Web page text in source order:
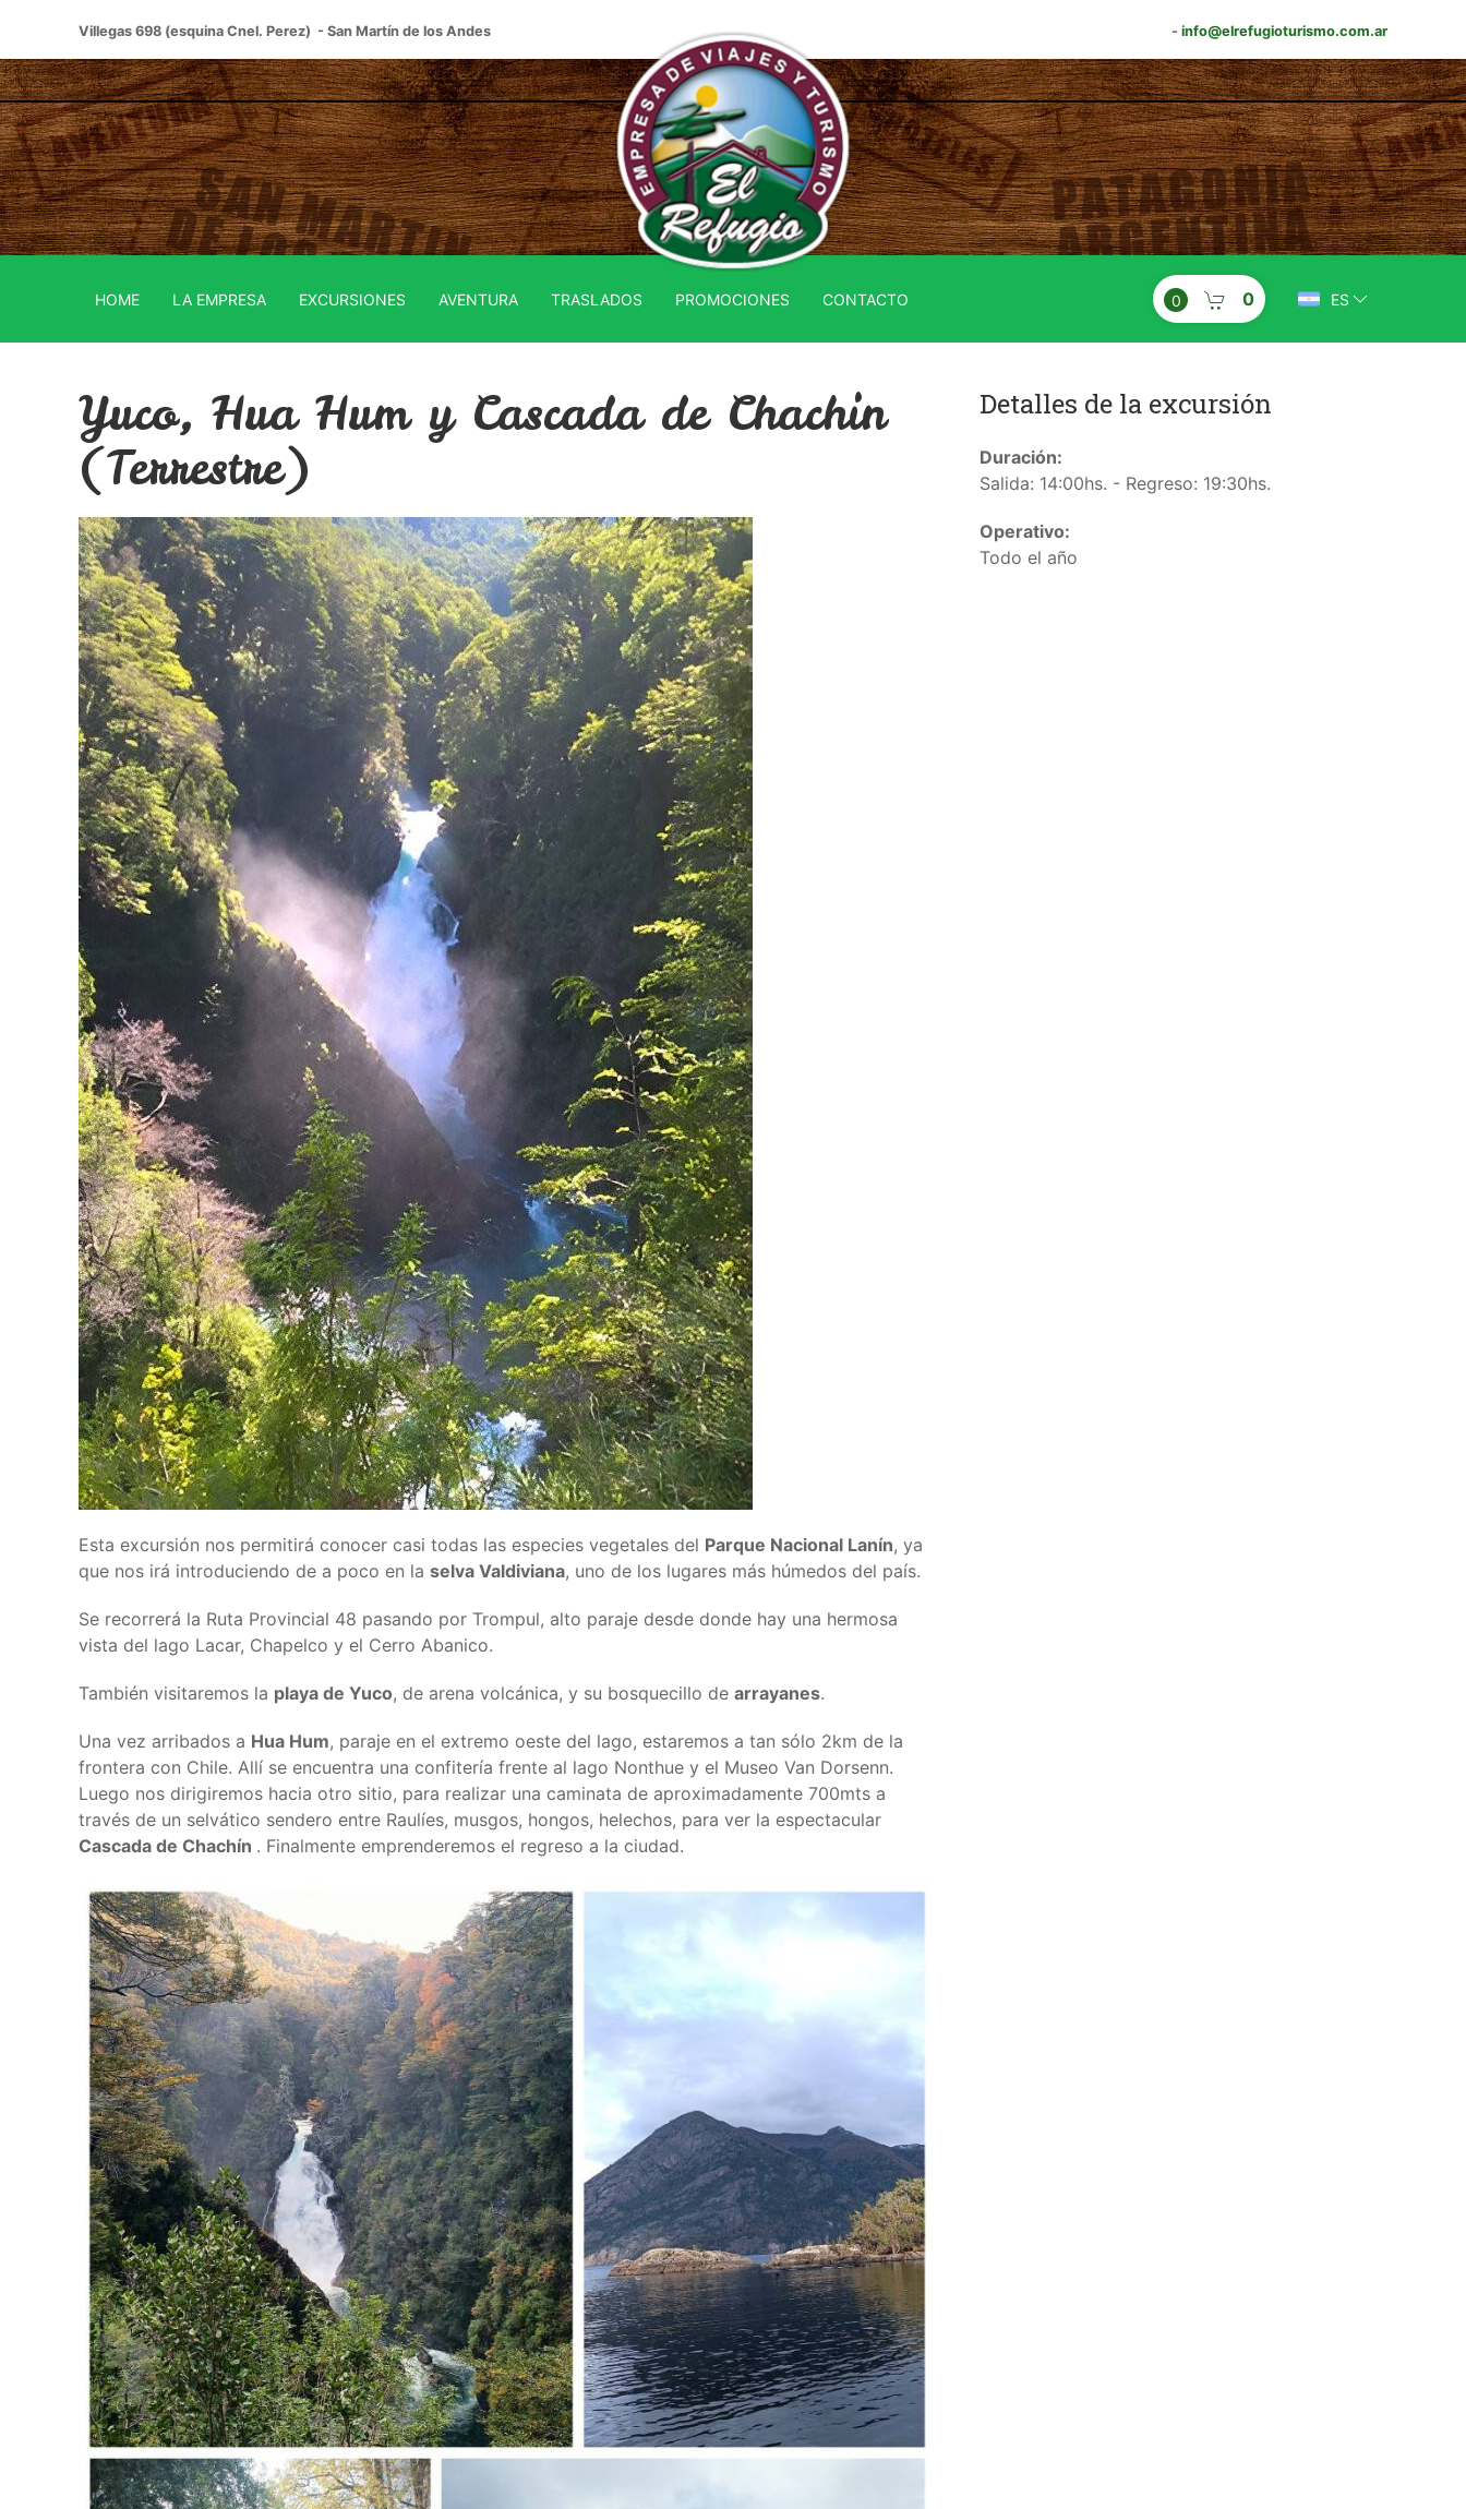
Villegas 698 (esquina Cnel. Perez) - San Martín de los Andes - info@elrefugioturismo.com.ar
HOME LA EMPRESA EXCURSIONES AVENTURA TRASLADOS PROMOCIONES CONTACTO 0 0 ES
Yuco, Hua Hum y Cascada de Chachin
(Terrestre)
Esta excursión nos permitirá conocer casi todas las especies vegetales del Parque Nacional Lanín, ya
que nos irá introduciendo de a poco en la selva Valdiviana, uno de los lugares más húmedos del país.
Se recorrerá la Ruta Provincial 48 pasando por Trompul, alto paraje desde donde hay una hermosa
vista del lago Lacar, Chapelco y el Cerro Abanico.
También visitaremos la playa de Yuco, de arena volcánica, y su bosquecillo de arrayanes.
Una vez arribados a Hua Hum, paraje en el extremo oeste del lago, estaremos a tan sólo 2km de la
frontera con Chile. Allí se encuentra una confitería frente al lago Nonthue y el Museo Van Dorsenn.
Luego nos dirigiremos hacia otro sitio, para realizar una caminata de aproximadamente 700mts a
través de un selvático sendero entre Raulíes, musgos, hongos, helechos, para ver la espectacular
Cascada de Chachín . Finalmente emprenderemos el regreso a la ciudad.
Detalles de la excursión
Duración:
Salida: 14:00hs. - Regreso: 19:30hs.
Operativo:
Todo el año